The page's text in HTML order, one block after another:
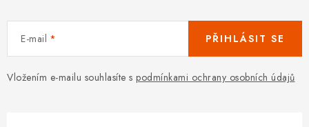
E-mail
Vložením e-mailu souhlasíte s podmínkami ochrany osobních údajů
PŘIHLÁSIT SE